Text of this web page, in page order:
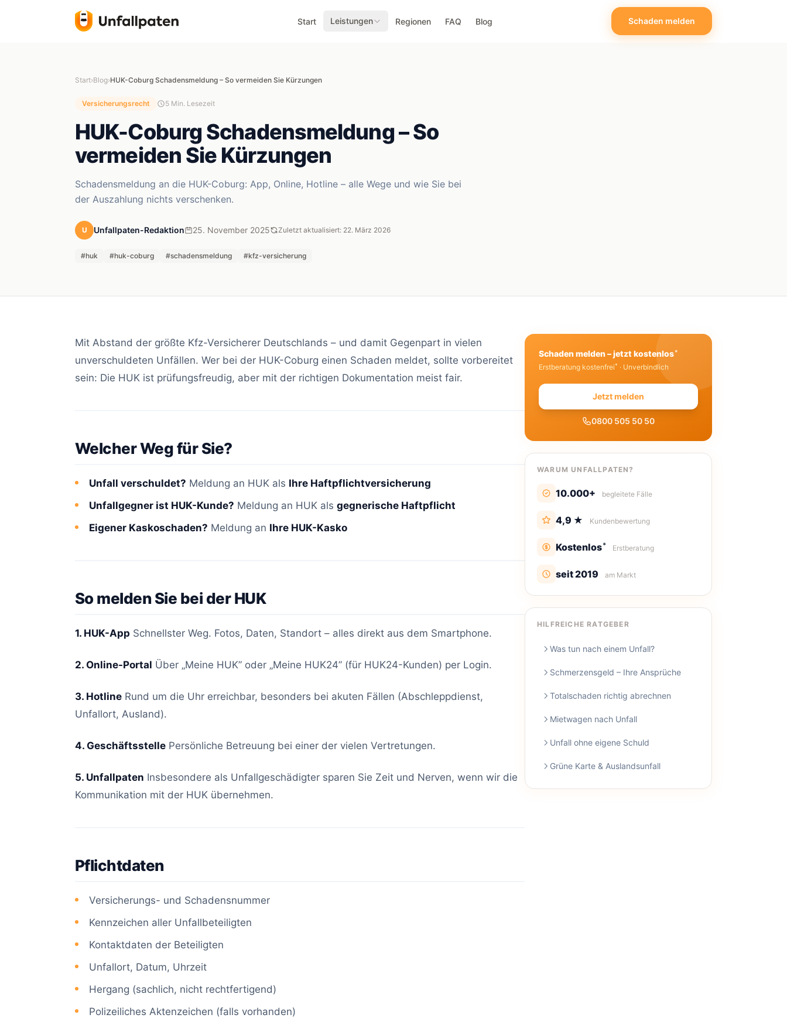
Start Leistungen Regionen FAQ Blog Schaden melden
Start›Blog›HUK-Coburg Schadensmeldung – So vermeiden Sie Kürzungen
Versicherungsrecht 5 Min. Lesezeit
HUK-Coburg Schadensmeldung – So
vermeiden Sie Kürzungen
Schadensmeldung an die HUK-Coburg: App, Online, Hotline – alle Wege und wie Sie bei
der Auszahlung nichts verschenken.
U Unfallpaten-Redaktion 25. November 2025 Zuletzt aktualisiert: 22. März 2026
#huk #huk-coburg #schadensmeldung #kfz-versicherung
Mit Abstand der größte Kfz-Versicherer Deutschlands – und damit Gegenpart in vielen
unverschuldeten Unfällen. Wer bei der HUK-Coburg einen Schaden meldet, sollte vorbereitet
sein: Die HUK ist prüfungsfreudig, aber mit der richtigen Dokumentation meist fair.
Welcher Weg für Sie?
Unfall verschuldet? Meldung an HUK als Ihre Haftpflichtversicherung
Unfallgegner ist HUK-Kunde? Meldung an HUK als gegnerische Haftpflicht
Eigener Kaskoschaden? Meldung an Ihre HUK-Kasko
So melden Sie bei der HUK
1. HUK-App Schnellster Weg. Fotos, Daten, Standort – alles direkt aus dem Smartphone.
2. Online-Portal Über „Meine HUK” oder „Meine HUK24” (für HUK24-Kunden) per Login.
3. Hotline Rund um die Uhr erreichbar, besonders bei akuten Fällen (Abschleppdienst,
Unfallort, Ausland).
4. Geschäftsstelle Persönliche Betreuung bei einer der vielen Vertretungen.
5. Unfallpaten Insbesondere als Unfallgeschädigter sparen Sie Zeit und Nerven, wenn wir die
Kommunikation mit der HUK übernehmen.
Pflichtdaten
Versicherungs- und Schadensnummer
Kennzeichen aller Unfallbeteiligten
Kontaktdaten der Beteiligten
Unfallort, Datum, Uhrzeit
Hergang (sachlich, nicht rechtfertigend)
Polizeiliches Aktenzeichen (falls vorhanden)
Schaden melden – jetzt kostenlos*
Erstberatung kostenfrei* · Unverbindlich
Jetzt melden
0800 505 50 50
WARUM UNFALLPATEN?
10.000+ begleitete Fälle
4,9 ★ Kundenbewertung
Kostenlos* Erstberatung
seit 2019 am Markt
HILFREICHE RATGEBER
Was tun nach einem Unfall?
Schmerzensgeld – Ihre Ansprüche
Totalschaden richtig abrechnen
Mietwagen nach Unfall
Unfall ohne eigene Schuld
Grüne Karte & Auslandsunfall